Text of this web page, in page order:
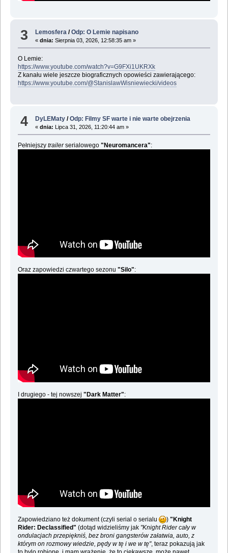
3 Lemosfera /Odp: O Lemie napisano
«dnia: Sierpnia 03, 2026, 12:58:35 am »
O Lemie:
https://www.youtube.com/watch?v=G9FXi1UKRXk
Z kanału wiele jeszcze biograficznych opowieści zawierającego:
https://www.youtube.com/@StanislawWisniewiecki/videos
4 DyLEMaty /Odp: Filmy SF warte i nie warte obejrzenia
«dnia: Lipca 31, 2026, 11:20:44 am »
Pełniejszy trailerserialowego "Neuromancera":
Oraz zapowiedzi czwartego sezonu "Silo":
I drugiego - tej nowszej "Dark Matter":
Zapowiedziano też dokument (czyli serial o serialu ) "Knight
Rider: Declassified" (dotąd widzieliśmy jak "Knight Rider cały w
ondulacjach przepiękniś, bez broni gangsterów załatwia, auto, z
którym on rozmowy wiedzie, pędy w tę i we w tę", teraz pokazują jak